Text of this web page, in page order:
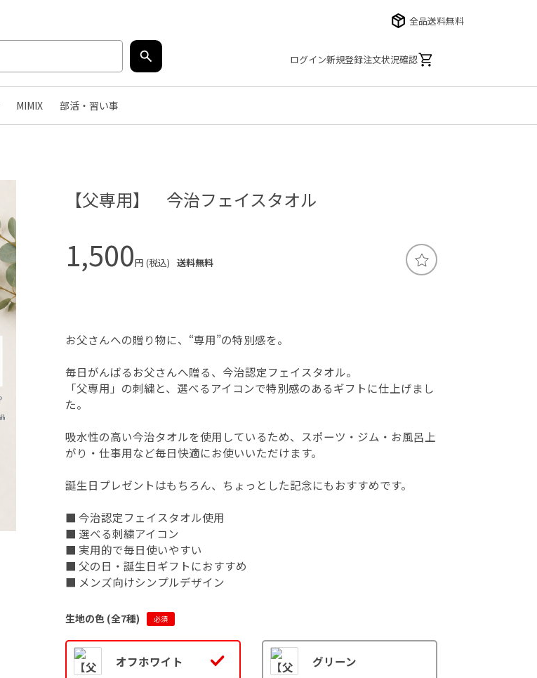
全品送料無料
ログイン新規登録注文状況確認
MIMIX 部活・習い事
【父専用】 今治フェイスタオル
1,500円 (税込) 送料無料
お父さんへの贈り物に、“専用”の特別感を。
毎日がんばるお父さんへ贈る、今治認定フェイスタオル。
「父専用」の刺繍と、選べるアイコンで特別感のあるギフトに仕上げまし
た。
吸水性の高い今治タオルを使用しているため、スポーツ・ジム・お風呂上
がり・仕事用など毎日快適にお使いいただけます。
誕生日プレゼントはもちろん、ちょっとした記念にもおすすめです。
■ 今治認定フェイスタオル使用
■ 選べる刺繍アイコン
■ 実用的で毎日使いやすい
■ 父の日・誕生日ギフトにおすすめ
■ メンズ向けシンプルデザイン
生地の色 (全7種) 必須
オフホワイト グリーン